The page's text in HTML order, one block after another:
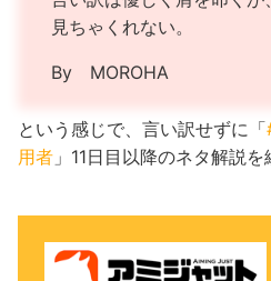
見ちゃくれない。
By MOROHA
という感じで、言い訳せずに「
用者 」11日目以降のネタ解説を